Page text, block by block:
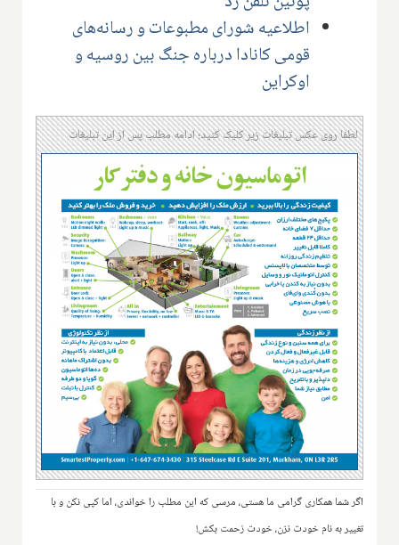
اطلاعیه شورای مطبوعات و رسانه‌های
قومی کانادا درباره جنگ بین روسیه و
اوکراین
لطفا روی عکس تبلیغات زیر کلیک کنید؛ ادامه مطلب پس از این تبلیغات
اگر شما همکاری گرامی ما هستی، مرسی که این مطلب را خواندی، اما کپی نکن و با
تغییر به نام خودت نزن، خودت زحمت بکش!